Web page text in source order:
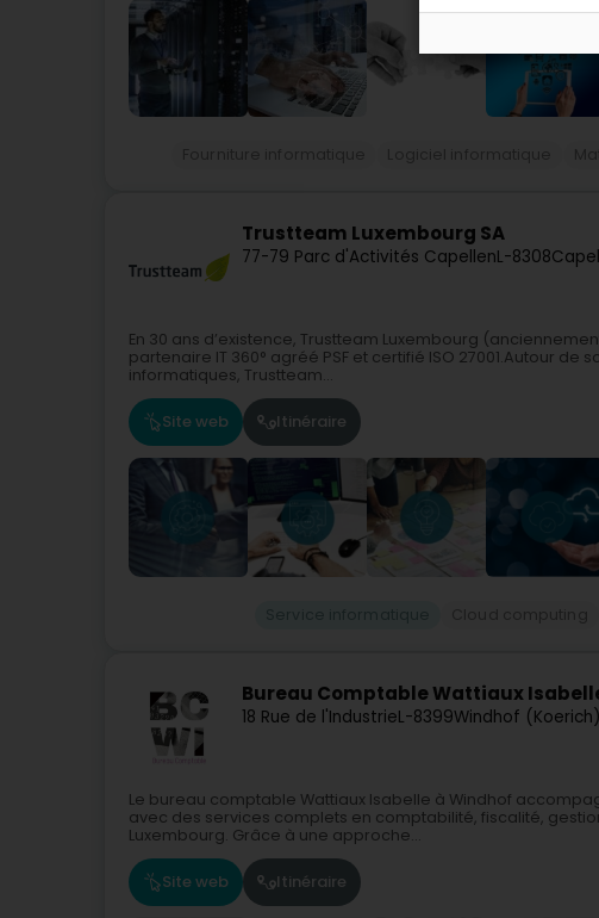
Trustteam Luxembourg SA
77-79 Parc d'Activités CapellenL-8308
En 30 ans d’existence, Trustteam Luxembourg
partenaire IT 360° agréé PSF et certifié ISO 27001.Autour
informatiques, Trustteam...
Site web Itinéraire
Bureau Comptable Wattiaux
18 Rue de l'IndustrieL-8399Windhof (Koerich)
Le bureau comptable Wattiaux Isabelle à Windhof
avec des services complets en comptabilité, fiscalité,
Luxembourg. Grâce à une approche...
Site web Itinéraire